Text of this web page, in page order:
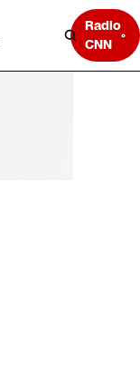
Radio
CNN